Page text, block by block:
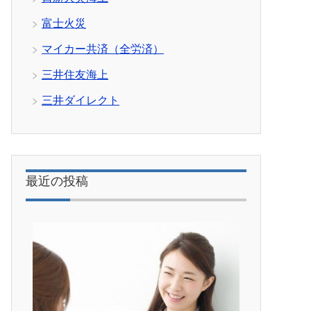
富士火災
マイカー共済（全労済）
三井住友海上
三井ダイレクト
最近の投稿